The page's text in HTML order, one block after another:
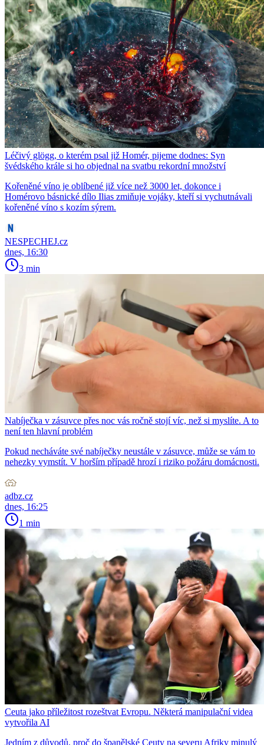
Léčivý glögg, o kterém psal již Homér, pijeme dodnes: Syn
švédského krále si ho objednal na svatbu rekordní množství
Kořeněné víno je oblíbené již více než 3000 let, dokonce i
Homérovo básnické dílo Ilias zmiňuje vojáky, kteří si vychutnávali
kořeněné víno s kozím sýrem.
NESPECHEJ.cz
dnes, 16:30
3 min
Nabíječka v zásuvce přes noc vás ročně stojí víc, než si myslíte. A to
není ten hlavní problém
Pokud necháváte své nabíječky neustále v zásuvce, může se vám to
nehezky vymstít. V horším případě hrozí i riziko požáru domácnosti.
adbz.cz
dnes, 16:25
1 min
Ceuta jako příležitost rozeštvat Evropu. Některá manipulační videa
vytvořila AI
Jedním z důvodů, proč do španělské Ceuty na severu Afriky minulý